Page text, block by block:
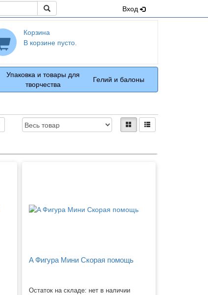
Вход
Корзина
В корзине пусто.
Упаковка и товары для
творчества
Гелий и балоны
Доступность: Вид:плиткамирядами
A Фигура Мини Скорая помощь
Остаток на складе: нет в наличии